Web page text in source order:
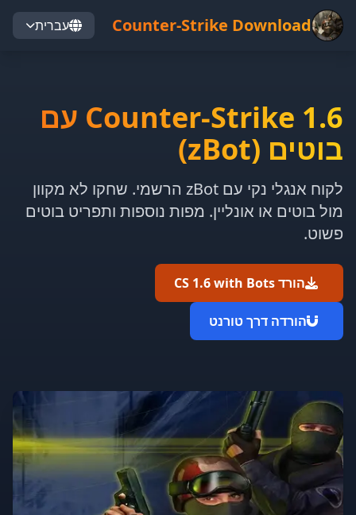
Counter-Strike Download עברית
Counter-Strike 1.6 עם
בוטים ‏(zBot)
לקוח אנגלי נקי עם zBot הרשמי. שחקו לא מקוון
מול בוטים או אונליין. מפות נוספות ותפריט בוטים
פשוט.
הורד CS 1.6 with Bots
הורדה דרך טורנט